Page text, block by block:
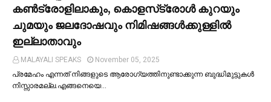
കണ്‍ട്രോളിലാകും, കൊളസ്‌ട്രോള്‍ കുറയും
ചുമയും ജലദോഷവും നിമിഷങ്ങള്‍ക്കുള്ളില്‍
ഇല്ലാതാവും
MALAYALI SPEAKS
November 05, 2025
പ്രമേഹം എന്നത് നിങ്ങളുടെ ആരോഗ്യത്തിനുണ്ടാക്കുന്ന ബുദ്ധിമുട്ടുകള്‍
നിസ്സാരമല്ല.എങ്ങനെയെ…